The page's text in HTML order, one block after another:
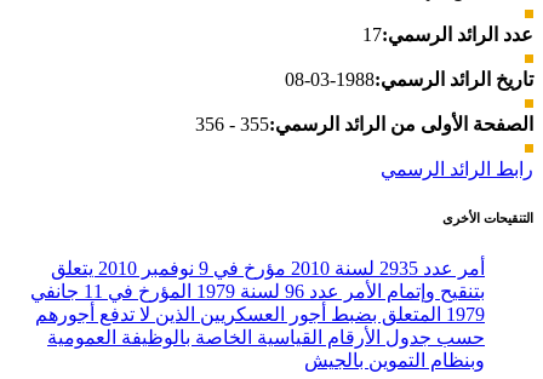
عدد الرائد الرسمي:17
تاريخ الرائد الرسمي:1988-03-08
الصفحة الأولى من الرائد الرسمي:355 - 356
رابط الرائد الرسمي
التنقيحات الأخرى
أمر عدد 2935 لسنة 2010 مؤرخ في 9 نوفمبر 2010 يتعلق
بتنقيح وإتمام الأمر عدد 96 لسنة 1979 المؤرخ في 11 جانفي
1979 المتعلق بضبط أجور العسكريين الذين لا تدفع أجورهم
حسب جدول الأرقام القياسية الخاصة بالوظيفة العمومية
وبنظام التموين بالجيش